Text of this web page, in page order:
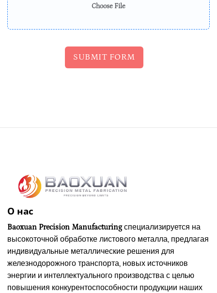
Choose File
SUBMIT FORM
О нас
Baoxuan Precision Manufacturingспециализируется на
высокоточной обработке листового металла, предлагая
индивидуальные металлические решения для
железнодорожного транспорта, новых источников
энергии и интеллектуального производства с целью
повышения конкурентоспособности продукции наших